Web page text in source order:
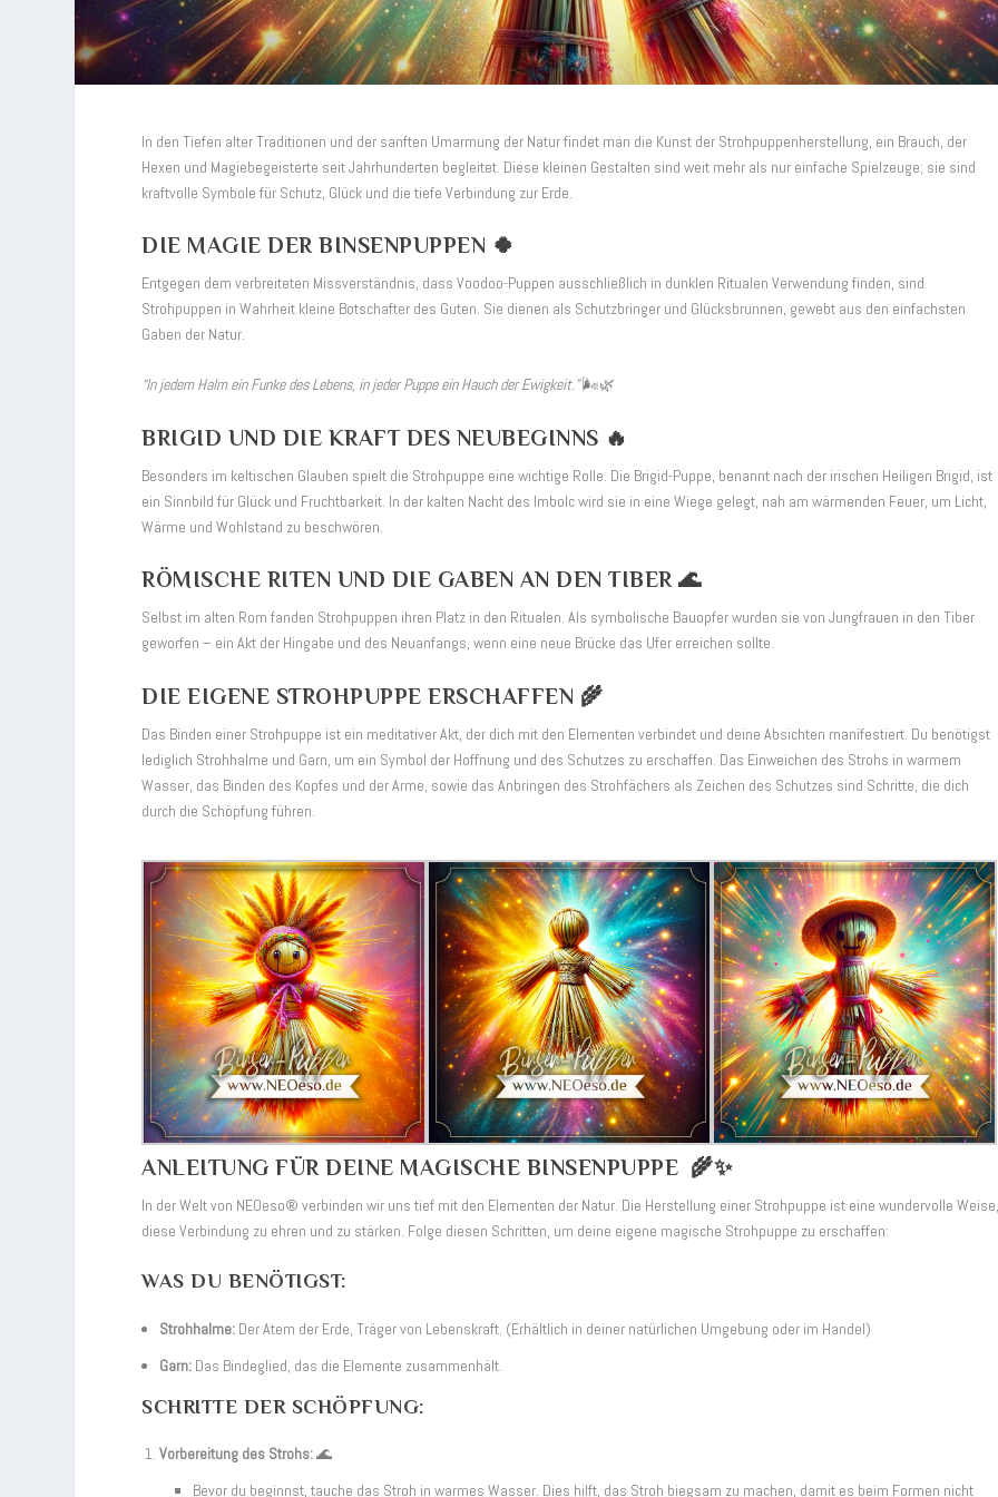
In den Tiefen alter Traditionen und der sanften Umarmung der Natur findet man die Kunst der Strohpuppenherstellung, ein Brauch, der
Hexen und Magiebegeisterte seit Jahrhunderten begleitet. Diese kleinen Gestalten sind weit mehr als nur einfache Spielzeuge; sie sind
kraftvolle Symbole für Schutz, Glück und die tiefe Verbindung zur Erde.
DIE MAGIE DER BINSENPUPPEN 🍀
Entgegen dem verbreiteten Missverständnis, dass Voodoo-Puppen ausschließlich in dunklen Ritualen Verwendung finden, sind
Strohpuppen in Wahrheit kleine Botschafter des Guten. Sie dienen als Schutzbringer und Glücksbrunnen, gewebt aus den einfachsten
Gaben der Natur.
“In jedem Halm ein Funke des Lebens, in jeder Puppe ein Hauch der Ewigkeit.”🌬️🌿
BRIGID UND DIE KRAFT DES NEUBEGINNS 🔥
Besonders im keltischen Glauben spielt die Strohpuppe eine wichtige Rolle. Die Brigid-Puppe, benannt nach der irischen Heiligen Brigid, ist
ein Sinnbild für Glück und Fruchtbarkeit. In der kalten Nacht des Imbolc wird sie in eine Wiege gelegt, nah am wärmenden Feuer, um Licht,
Wärme und Wohlstand zu beschwören.
RÖMISCHE RITEN UND DIE GABEN AN DEN TIBER 🌊
Selbst im alten Rom fanden Strohpuppen ihren Platz in den Ritualen. Als symbolische Bauopfer wurden sie von Jungfrauen in den Tiber
geworfen – ein Akt der Hingabe und des Neuanfangs, wenn eine neue Brücke das Ufer erreichen sollte.
DIE EIGENE STROHPUPPE ERSCHAFFEN 🌾
Das Binden einer Strohpuppe ist ein meditativer Akt, der dich mit den Elementen verbindet und deine Absichten manifestiert. Du benötigst
lediglich Strohhalme und Garn, um ein Symbol der Hoffnung und des Schutzes zu erschaffen. Das Einweichen des Strohs in warmem
Wasser, das Binden des Kopfes und der Arme, sowie das Anbringen des Strohfächers als Zeichen des Schutzes sind Schritte, die dich
durch die Schöpfung führen.
ANLEITUNG FÜR DEINE MAGISCHE BINSENPUPPE 🌾✨
In der Welt von NEOeso® verbinden wir uns tief mit den Elementen der Natur. Die Herstellung einer Strohpuppe ist eine wundervolle
diese Verbindung zu ehren und zu stärken. Folge diesen Schritten, um deine eigene magische Strohpuppe zu erschaffen:
WAS DU BENÖTIGST:
Strohhalme: Der Atem der Erde, Träger von Lebenskraft. (Erhältlich in deiner natürlichen Umgebung oder im Handel)
Garn: Das Bindeglied, das die Elemente zusammenhält.
SCHRITTE DER SCHÖPFUNG:
Vorbereitung des Strohs:🌊
Bevor du beginnst, tauche das Stroh in warmes Wasser. Dies hilft, das Stroh biegsam zu machen, damit es beim Formen nicht